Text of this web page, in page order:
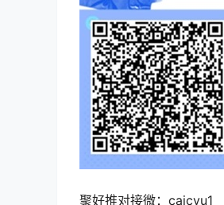
聚好推对接微：caicyu1